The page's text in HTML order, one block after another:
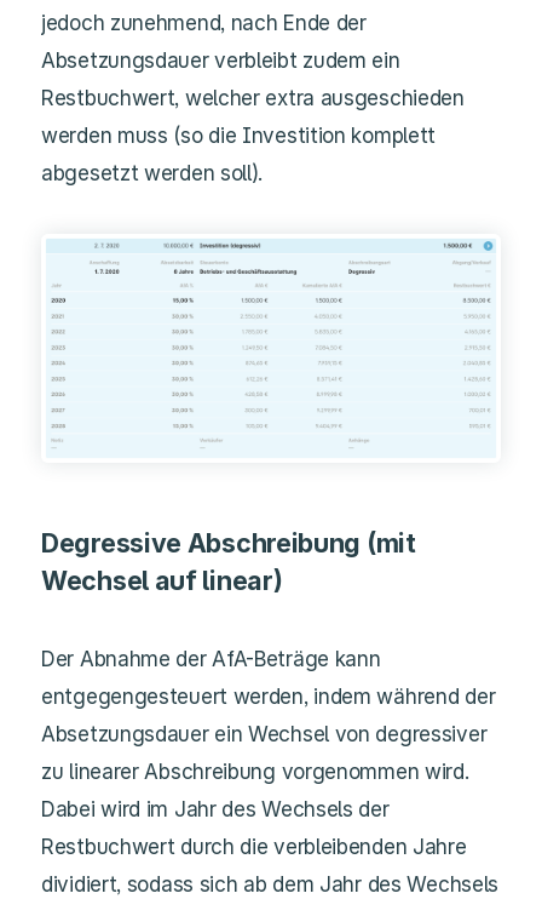
jedoch zunehmend, nach Ende der
Absetzungsdauer verbleibt zudem ein
Restbuchwert, welcher extra ausgeschieden
werden muss (so die Investition komplett
abgesetzt werden soll).
Degressive Abschreibung (mit
Wechsel auf linear)
Der Abnahme der AfA-Beträge kann
entgegengesteuert werden, indem während der
Absetzungsdauer ein Wechsel von degressiver
zu linearer Abschreibung vorgenommen wird.
Dabei wird im Jahr des Wechsels der
Restbuchwert durch die verbleibenden Jahre
dividiert, sodass sich ab dem Jahr des Wechsels